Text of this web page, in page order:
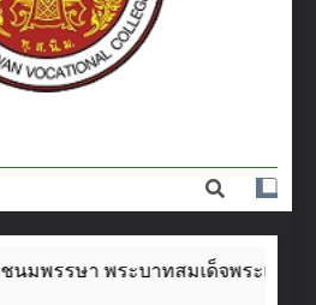
าชีวศึกษา
ครสวรรค์
พรรษา พระบาทสมเด็จพระเจ้าอยู่